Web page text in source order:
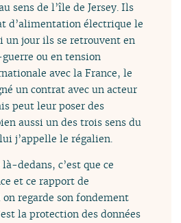
sens de l’île de Jersey. Ils
d’alimentation électrique le
un jour ils se retrouvent en
ou en tension
avec la France, le
un contrat avec un acteur
peut leur poser des
aussi un des trois sens du
j’appelle le régalien.
dedans, c’est que ce
et ce rapport de
regarde son fondement
la protection des données